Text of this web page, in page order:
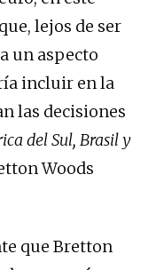
lejos de ser
un aspecto
incluir en la
las decisiones
del Sul, Brasil y
Woods
que Bretton